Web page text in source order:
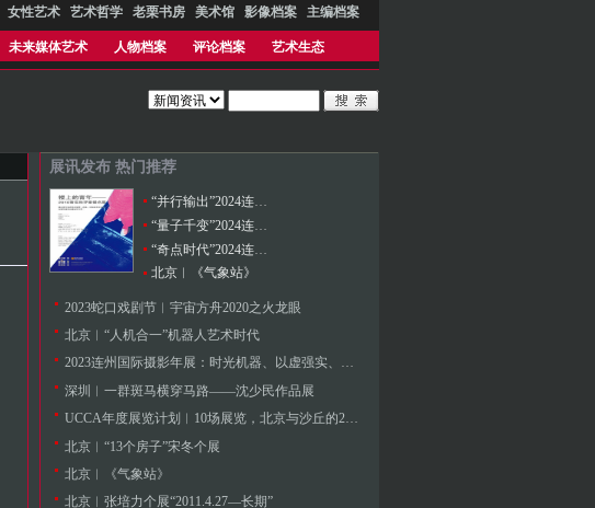
女性艺术 艺术哲学 老栗书房 美术馆 影像档案 主编档案
未来媒体艺术 人物档案 评论档案 艺术生态
展讯发布 热门推荐
“并行输出”2024连州国际摄影年展
北京︱《气象站》
2023蛇口戏剧节︱宇宙方舟2020之火龙眼
北京︱“人机合一”机器人艺术时代
2023连州国际摄影年展：时光机器、以虚强实、同行际遇、降河洄游
深圳︱一群斑马横穿马路——沈少民作品展
UCCA年度展览计划︱10场展览，北京与沙丘的2024
北京︱“13个房子”宋冬个展
北京︱《气象站》
北京︱张培力个展“2011.4.27—长期”